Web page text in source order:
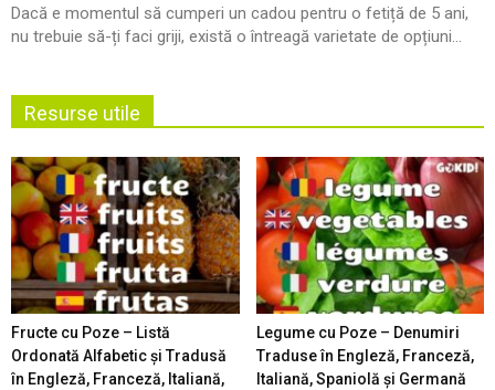
Dacă e momentul să cumperi un cadou pentru o fetiță de 5 ani,
nu trebuie să-ți faci griji, există o întreagă varietate de opțiuni...
Resurse utile
Fructe cu Poze – Listă
Ordonată Alfabetic şi Tradusă
în Engleză, Franceză, Italiană,
Legume cu Poze – Denumiri
Traduse în Engleză, Franceză,
Italiană, Spaniolă şi Germană